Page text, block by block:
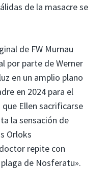
de la masacre se
de FW Murnau
por parte de Werner
en un amplio plano
en 2024 para el
Ellen sacrificarse
la sensación de
Orloks
repite con
de Nosferatu».